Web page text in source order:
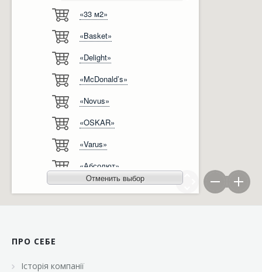
Ліцензії, сертифікати, дипломи
Автоматизація
Модернізація
«33 м2»
«Basket»
«Delight»
«McDonald’s»
«Novus»
«OSKAR»
«Varus»
«Абсолют»
«Агро-Овен»
Отменить выбор
ПРО СЕБЕ
Історія компанії